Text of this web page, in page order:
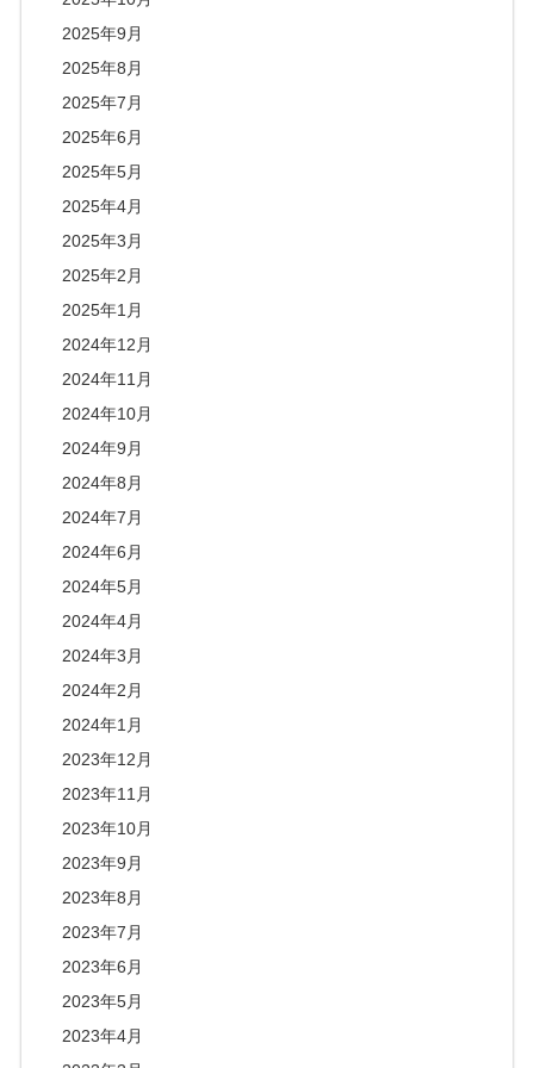
2025年9月
2025年8月
2025年7月
2025年6月
2025年5月
2025年4月
2025年3月
2025年2月
2025年1月
2024年12月
2024年11月
2024年10月
2024年9月
2024年8月
2024年7月
2024年6月
2024年5月
2024年4月
2024年3月
2024年2月
2024年1月
2023年12月
2023年11月
2023年10月
2023年9月
2023年8月
2023年7月
2023年6月
2023年5月
2023年4月